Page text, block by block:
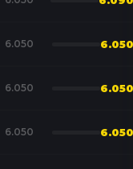
6.050 6.050
6.050 6.050
6.050 6.050